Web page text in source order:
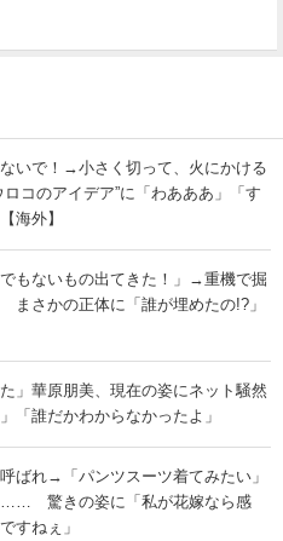
いで！→小さく切って、火にかける
コのアイデア”に「わあああ」「す
海外】
でもないもの出てきた！」→重機で掘
さかの正体に「誰が埋めたの!?」
た」華原朋美、現在の姿にネット騒然
「誰だかわからなかったよ」
ばれ→「パンツスーツ着てみたい」
…… 驚きの姿に「私が花嫁なら感
すねぇ」